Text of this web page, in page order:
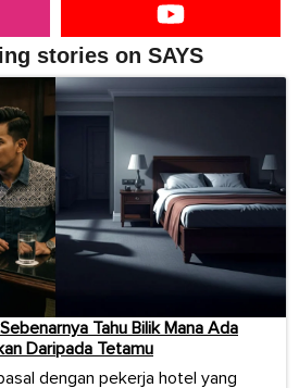
stories on SAYS
Tahu Bilik Mana Ada
Daripada Tetamu
dengan pekerja hotel yang